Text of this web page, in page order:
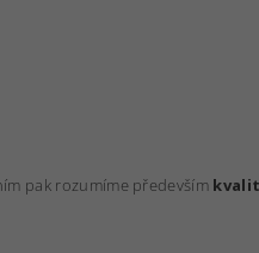
pak rozumíme především